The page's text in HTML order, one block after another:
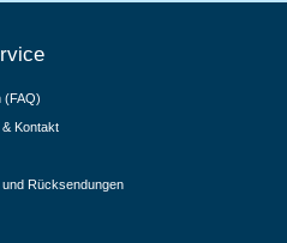
(FAQ)
Kontakt
Rücksendungen